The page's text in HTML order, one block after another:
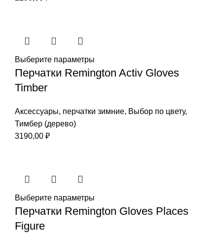
Выберите параметры
Перчатки Remington Activ Gloves
Timber
Аксессуары, перчатки зимние, Выбор по цвету,
Тимбер (дерево)
3190,00 ₽
Выберите параметры
Перчатки Remington Gloves Places
Figure